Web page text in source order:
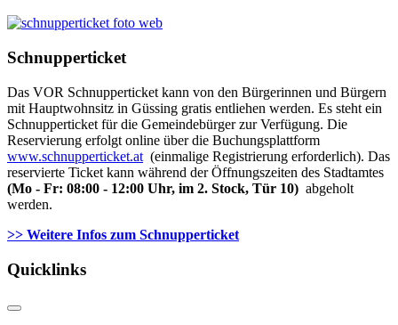
Schnupperticket
Das VOR Schnupperticket kann von den Bürgerinnen und Bürgern
mit Hauptwohnsitz in Güssing gratis entliehen werden. Es steht ein
Schnupperticket für die Gemeindebürger zur Verfügung. Die
Reservierung erfolgt online über die Buchungsplattform
www.schnupperticket.at (einmalige Registrierung erforderlich). Das
reservierte Ticket kann während der Öffnungszeiten des Stadtamtes
(Mo - Fr: 08:00 - 12:00 Uhr, im 2. Stock, Tür 10) abgeholt
werden.
>> Weitere Infos zum Schnupperticket
Quicklinks